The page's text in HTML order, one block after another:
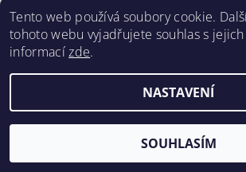
2026 © ZVĚROKRÁM , všechna práva
Vytvořil Shoptet
Tento web používá soubory cookie.
tohoto webu vyjadřujete souhlas s
informacízde.
NASTAVENÍ
SOUHLASÍM